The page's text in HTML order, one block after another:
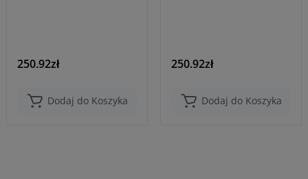
250.92zł
Dodaj do Koszyka
250.92zł
Dodaj do Koszyka